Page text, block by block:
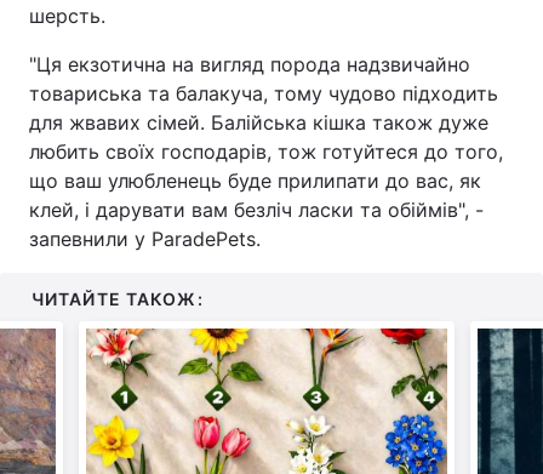
шерсть.
"Ця екзотична на вигляд порода надзвичайно
товариська та балакуча, тому чудово підходить
для жвавих сімей. Балійська кішка також дуже
любить своїх господарів, тож готуйтеся до того,
що ваш улюбленець буде прилипати до вас, як
клей, і дарувати вам безліч ласки та обіймів", -
запевнили у ParadePets.
ЧИТАЙТЕ ТАКОЖ: